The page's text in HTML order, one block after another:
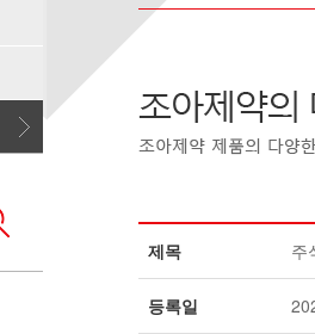
제목 주
등록일